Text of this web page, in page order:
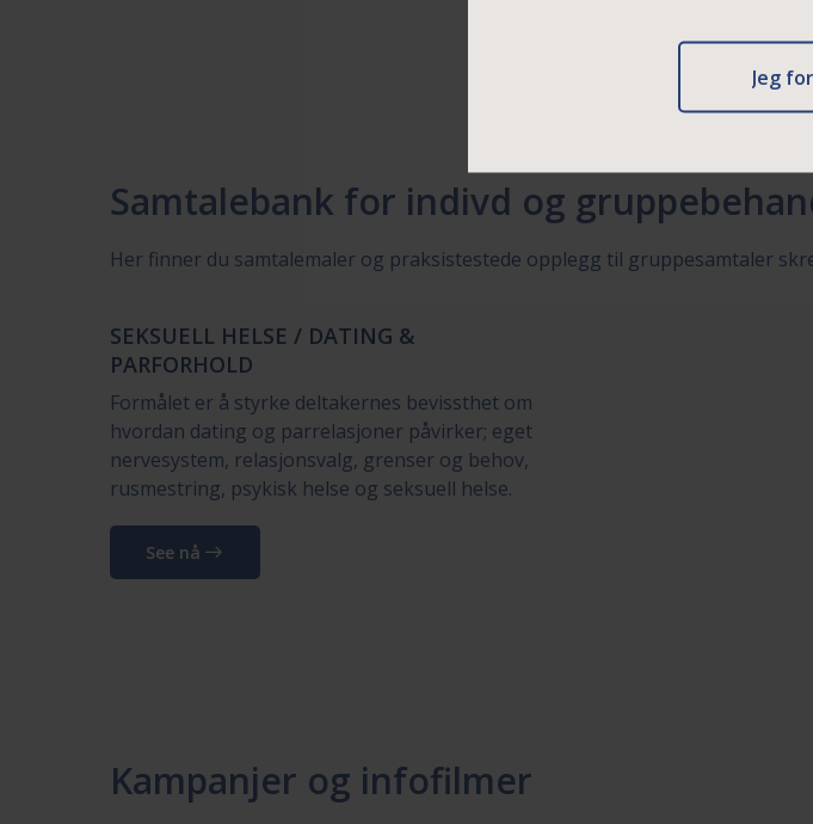
Jeg
Samtalebank for indivd og
Her finner du samtalemaler og praksistestede opplegg til gruppesamtaler
SEKSUELL HELSE / DATING &
PARFORHOLD
Formålet er å styrke deltakernes bevissthet om
hvordan dating og parrelasjoner påvirker; eget
nervesystem, relasjonsvalg, grenser og behov,
rusmestring, psykisk helse og seksuell helse.
See nå
Kampanjer og infofilmer